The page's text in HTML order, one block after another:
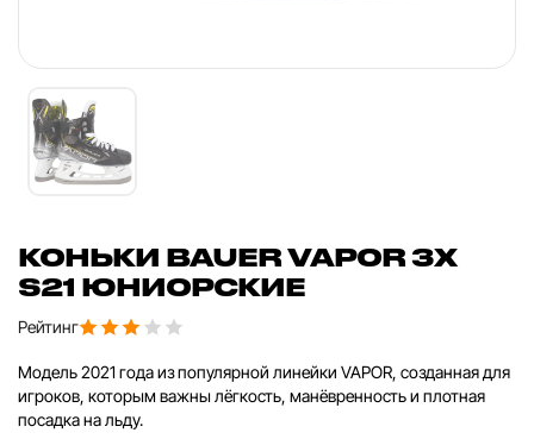
КОНЬКИ BAUER VAPOR 3X
S21 ЮНИОРСКИЕ
Рейтинг
Модель 2021 года из популярной линейки VAPOR, созданная для
игроков, которым важны лёгкость, манёвренность и плотная
посадка на льду.